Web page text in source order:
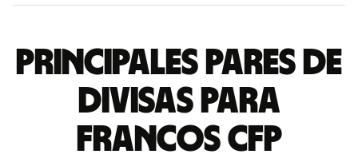
Principales pares de
divisas para
francos CFP